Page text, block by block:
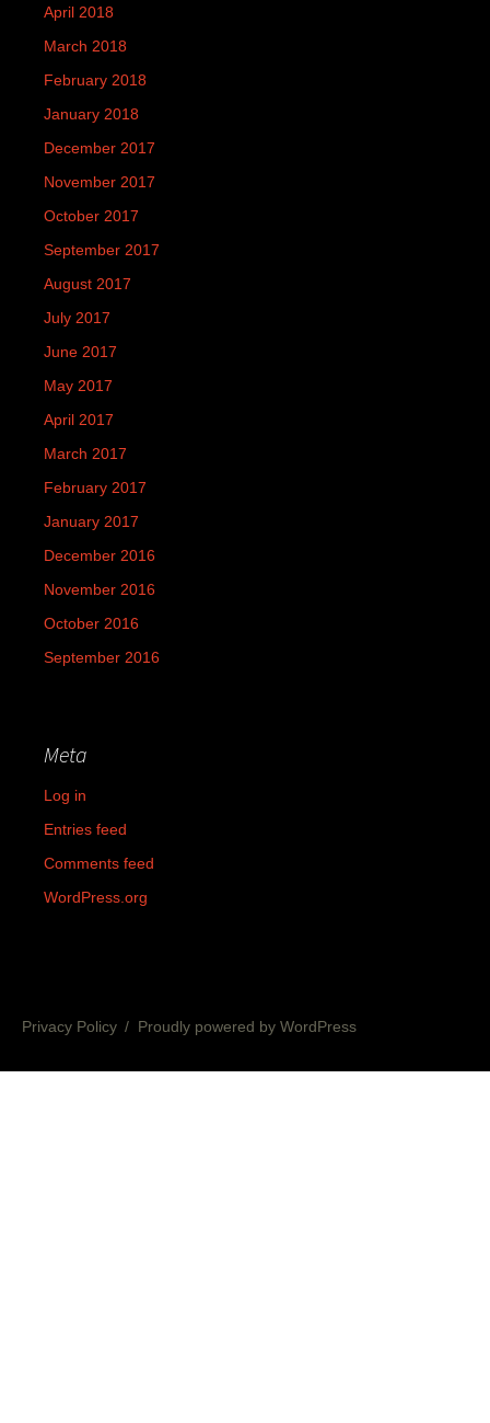
April 2018
March 2018
February 2018
January 2018
December 2017
November 2017
October 2017
September 2017
August 2017
July 2017
June 2017
May 2017
April 2017
March 2017
February 2017
January 2017
December 2016
November 2016
October 2016
September 2016
Meta
Log in
Entries feed
Comments feed
WordPress.org
Privacy Policy Proudly powered by WordPress